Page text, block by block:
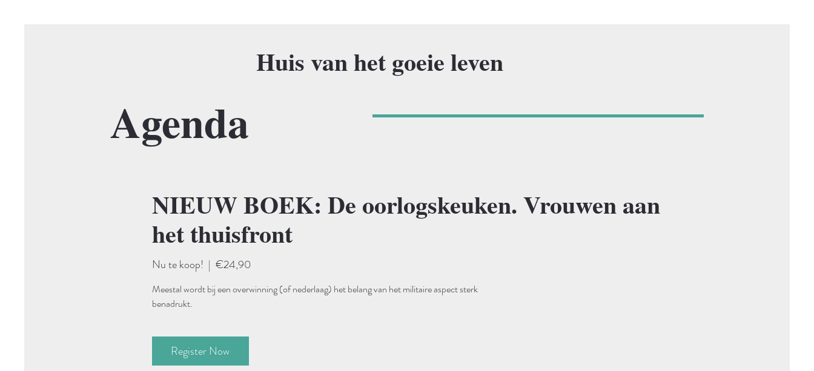
Agenda
NIEUW BOEK: De oorlogskeuken. Vrouwen aan
het thuisfront
Nu te koop!
  |
€24,90
Meestal wordt bij een overwinning (of nederlaag) het belang van het militaire aspect sterk
benadrukt.
Register Now
Huis van het goeie leven